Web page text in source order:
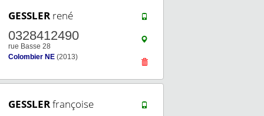
GESSLER rené
0328412490
rue Basse 28
Colombier NE (2013)
GESSLERfrançoise